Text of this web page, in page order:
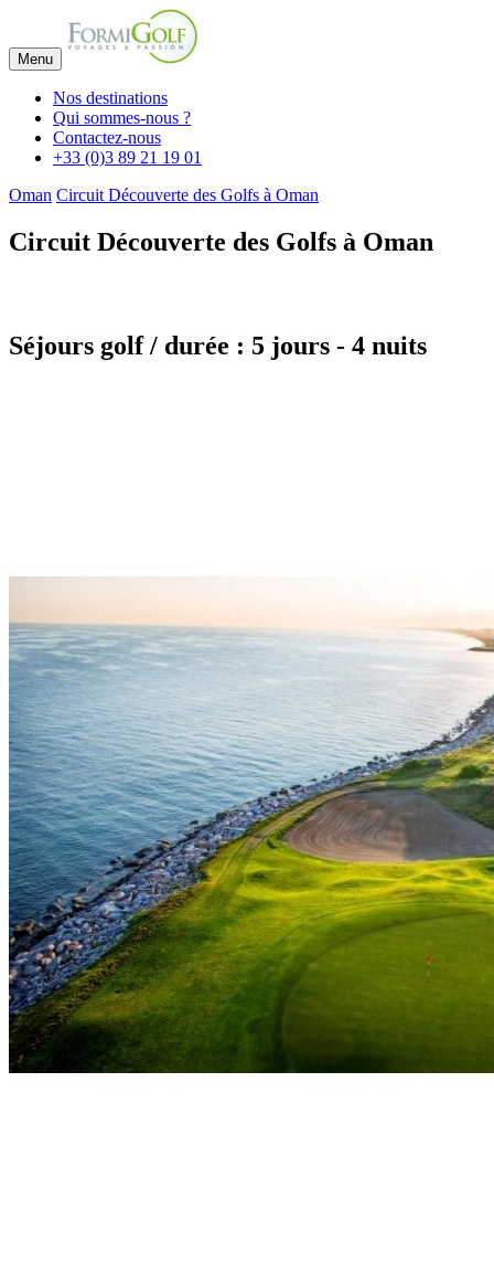
Menu
Nos destinations
Qui sommes-nous ?
Contactez-nous
+33 (0)3 89 21 19 01
Oman Circuit Découverte des Golfs à Oman
Circuit Découverte des Golfs à Oman
Séjours golf / durée : 5 jours - 4 nuits